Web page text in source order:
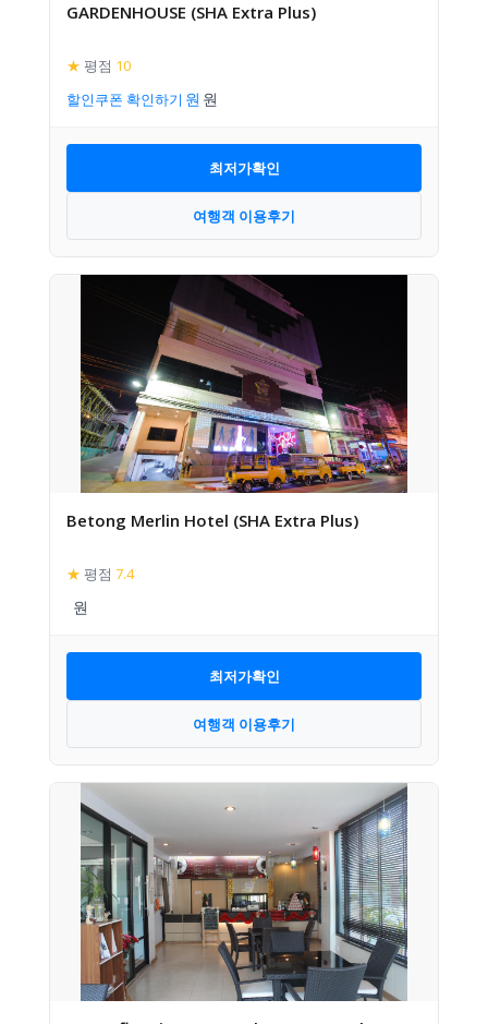
GARDENHOUSE (SHA Extra Plus)
★ 평점 10
할인쿠폰 확인하기
최저가확인
여행객 이용후기
Betong Merlin Hotel (SHA Extra Plus)
★ 평점 7.4
최저가확인
여행객 이용후기